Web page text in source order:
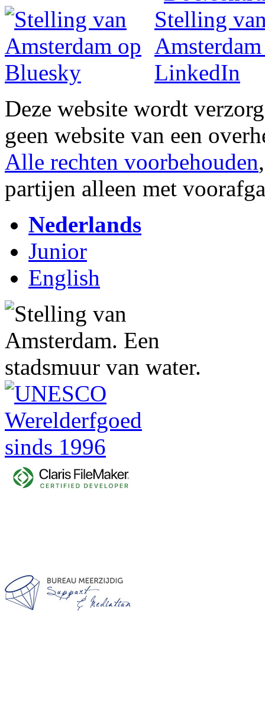
Deze website wordt
geen website van een
Alle rechten voorbehouden
partijen alleen met
Nederlands
Junior
English